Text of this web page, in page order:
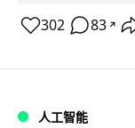
302 83 ↗
人工智能